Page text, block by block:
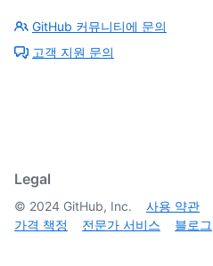
GitHub 커뮤니티에 문의
고객 지원 문의
Legal
© 2024 GitHub, Inc. 사용 약관
가격 책정
전문가 서비스 블로그